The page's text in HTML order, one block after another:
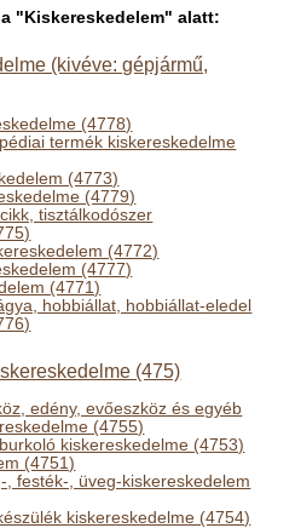
"Kiskereskedelem" alatt:
(kivéve: gépjármű,
(4778)
termék kiskereskedelme
(4773)
(4779)
tisztálkodószer
(4772)
(4777)
(4771)
hobbiállat, hobbiállat-eledel
(475)
edény, evőeszköz és egyéb
(4755)
kiskereskedelme (4753)
(4751)
, festék-, üveg-kiskereskedelem
kiskereskedelme (4754)